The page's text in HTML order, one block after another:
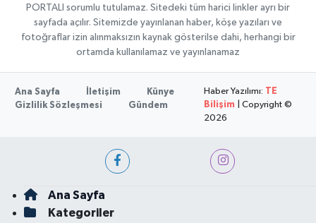
PORTALI sorumlu tutulamaz. Sitedeki tüm harici linkler ayrı bir
sayfada açılır. Sitemizde yayınlanan haber, köşe yazıları ve
fotoğraflar izin alınmaksızın kaynak gösterilse dahi, herhangi bir
ortamda kullanılamaz ve yayınlanamaz
Ana Sayfa İletişim
Künye
Gizlilik Sözleşmesi
Gündem
Haber Yazılımı: TE
Bilişim | Copyright ©
2026
Ana Sayfa
Kategoriler